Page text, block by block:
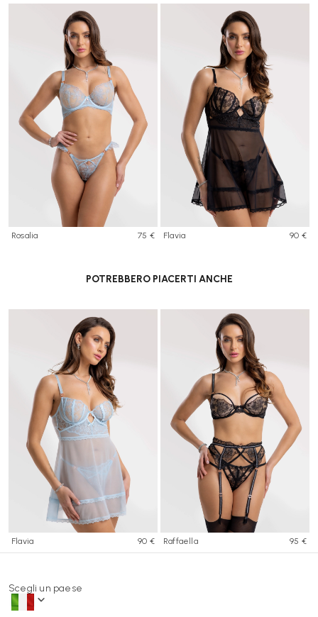
Rosalia 75 € Flavia 90 €
POTREBBERO PIACERTI ANCHE
Flavia 90 € Raffaella 95 €
Scegli un paese